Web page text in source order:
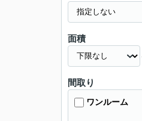
面積
間取り
ワンルーム